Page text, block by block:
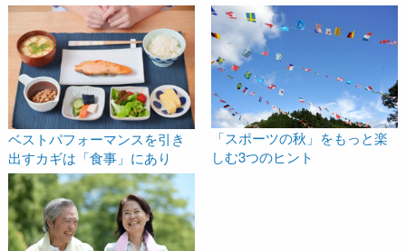
ベストパフォーマンスを引き
出すカギは「食事」にあり
「スポーツの秋」をもっと楽
しむ3つのヒント